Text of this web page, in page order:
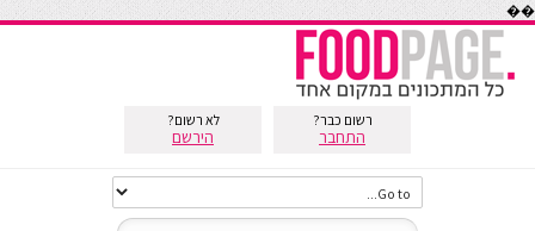
��
רשום כבר?
התחבר
לא רשום?
הירשם